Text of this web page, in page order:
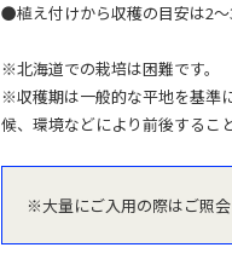
●植え付けから収穫の目安は2～3
※北海道での栽培は困難です。
※収穫期は一般的な平地を基準
候、環境などにより前後するこ
※大量にご入用の際はご照会